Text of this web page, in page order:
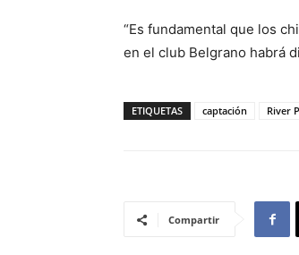
“Es fundamental que los
en el club Belgrano habrá
ETIQUETAS captación River
Compartir